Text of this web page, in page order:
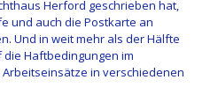
Herford geschrieben hat,
und auch die Postkarte an
Und in weit mehr als der Hälfte
Haftbedingungen im
in verschiedenen